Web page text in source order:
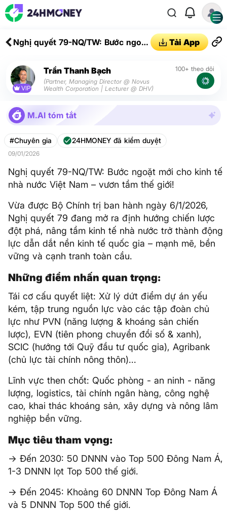
Nghị quyết 79-NQ/TW: Bước ngoặt
Nam – vươn tầm thế giới!
Tải App
VIP
Trần Thanh Bạch
(Partner, Managing Director @ Novus
Wealth Corporation | Lecturer @ DHV)
100+ theo dõi
M.AI tóm tắt
#Chuyên gia 24HMONEY đã kiểm duyệt
09/01/2026
Nghị quyết 79-NQ/TW: Bước ngoặt mới cho kinh tế
nhà nước Việt Nam – vươn tầm thế giới!
Vừa được Bộ Chính trị ban hành ngày 6/1/2026,
Nghị quyết 79 đang mở ra định hướng chiến lược
đột phá, nâng tầm kinh tế nhà nước trở thành động
lực dẫn dắt nền kinh tế quốc gia – mạnh mẽ, bền
vững và cạnh tranh toàn cầu.
Những điểm nhấn quan trọng:
Tái cơ cấu quyết liệt: Xử lý dứt điểm dự án yếu
kém, tập trung nguồn lực vào các tập đoàn chủ
lực như PVN (năng lượng & khoáng sản chiến
lược), EVN (tiên phong chuyển đổi số & xanh),
SCIC (hướng tới Quỹ đầu tư quốc gia), Agribank
(chủ lực tài chính nông thôn)...
Lĩnh vực then chốt: Quốc phòng - an ninh - năng
lượng, logistics, tài chính ngân hàng, công nghệ
cao, khai thác khoáng sản, xây dựng và nông lâm
nghiệp bền vững.
Mục tiêu tham vọng:
→ Đến 2030: 50 DNNN vào Top 500 Đông Nam Á,
1-3 DNNN lọt Top 500 thế giới.
→ Đến 2045: Khoảng 60 DNNN Top Đông Nam Á
và 5 DNNN Top 500 thế giới.